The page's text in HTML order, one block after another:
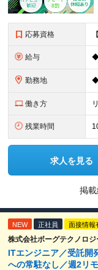
応募資格
給与
勤務地
働き方
残業時間
求人を見る
掲載
NEW 正社員 面接情報
株式会社ボーグテクノロジ
ITエンジニア／受託開
への常駐なし／週2リ